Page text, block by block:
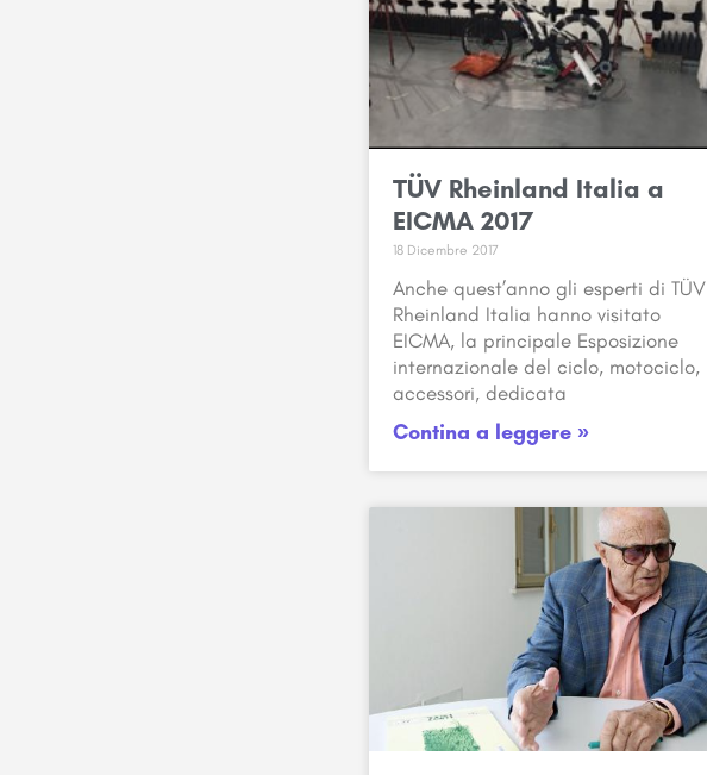
TÜV Rheinland Italia a
EICMA 2017
18 Dicembre 2017
Anche quest’anno gli esperti di TÜV
Rheinland Italia hanno visitato
EICMA, la principale Esposizione
internazionale del ciclo, motociclo,
accessori, dedicata
Contina a leggere »